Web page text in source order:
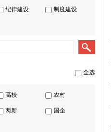
纪律建设 制度建设
全选
高校 农村
两新 国企